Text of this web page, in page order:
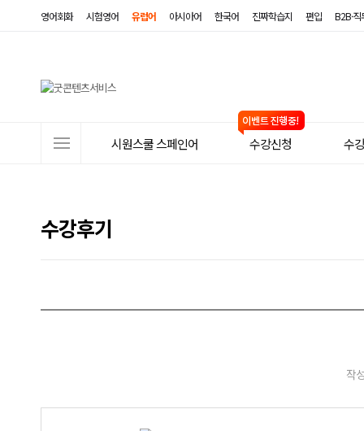
영어회화 시험영어 유럽어 아시아어 한국어 진짜학습지 편입 B2B·
뉴
시원스쿨 스페인어 수강신청 수
수강후기
작